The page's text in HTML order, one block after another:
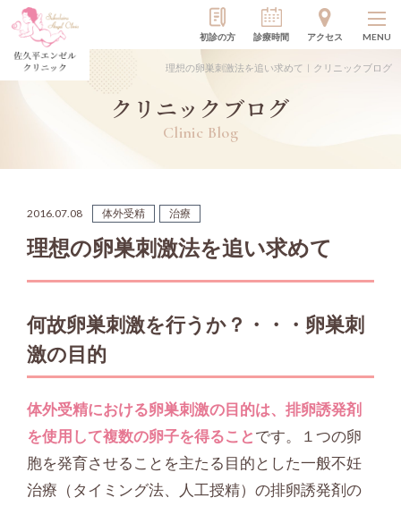
初診の方 診療時間 アクセス MENU
理想の卵巣刺激法を追い求めて｜クリニックブログ
クリニックブログ
Clinic Blog
2016.07.08 体外受精 治療
理想の卵巣刺激法を追い求めて
何故卵巣刺激を行うか？・・・卵巣刺
激の目的
体外受精における卵巣刺激の目的は、排卵誘発剤
を使用して複数の卵子を得ることです。１つの卵
胞を発育させることを主たる目的とした一般不妊
治療（タイミング法、人工授精）の排卵誘発剤の